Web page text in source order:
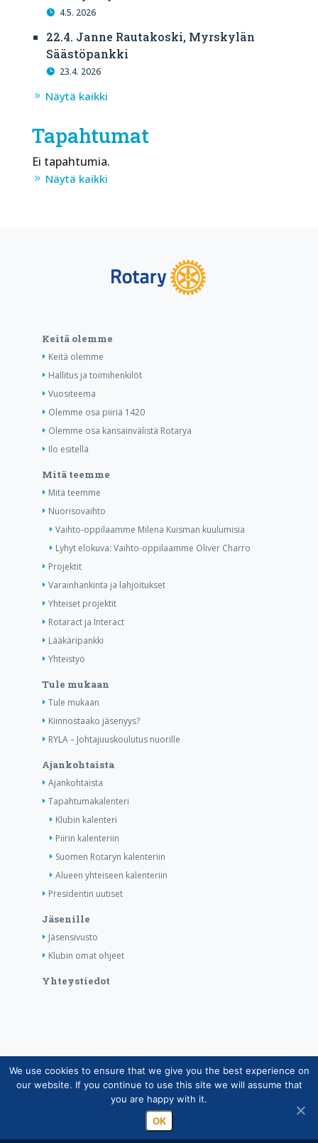
4.5. 2026
22.4. Janne Rautakoski, Myrskylän
Säästöpankki
23.4. 2026
Näytä kaikki
Tapahtumat
Ei tapahtumia.
Näytä kaikki
Keitä olemme
Keitä olemme
Hallitus ja toimihenkilöt
Vuositeema
Olemme osa piiriä 1420
Olemme osa kansainvälistä Rotarya
Ilo esitellä
Mitä teemme
Mitä teemme
Nuorisovaihto
Vaihto-oppilaamme Milena Kuisman kuulumisia
Lyhyt elokuva: Vaihto-oppilaamme Oliver Charro
Projektit
Varainhankinta ja lahjoitukset
Yhteiset projektit
Rotaract ja Interact
Lääkäripankki
Yhteistyö
Tule mukaan
Tule mukaan
Kiinnostaako jäsenyys?
RYLA – Johtajuuskoulutus nuorille
Ajankohtaista
Ajankohtaista
Tapahtumakalenteri
Klubin kalenteri
Piirin kalenteriin
Suomen Rotaryn kalenteriin
Alueen yhteiseen kalenteriin
Presidentin uutiset
Jäsenille
Jäsensivusto
Klubin omat ohjeet
Yhteystiedot
Copyright © Suomen Rotarypalvelu ry 2026 |
Jäsentietojärjestelmän tietosuojaseloste|Henkilötietojen
käsittely Rotarytoiminnassa
We use cookies to ensure that we give you the best experience on
our website. If you continue to use this site we will assume that
you are happy with it.
OK